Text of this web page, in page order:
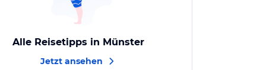
Alle Reisetipps in Münster
Jetzt ansehen